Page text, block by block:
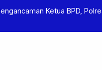
Polres Tebo Tetapkan Dua